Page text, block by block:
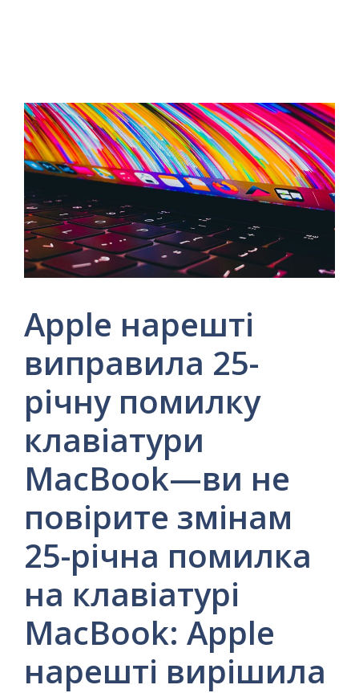
Apple нарешті
виправила 25-
річну помилку
клавіатури
MacBook—ви не
повірите змінам
25-річна помилка
на клавіатурі
MacBook: Apple
нарешті вирішила